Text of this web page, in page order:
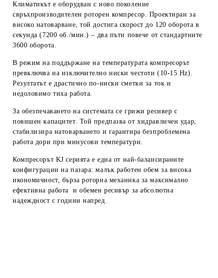
Климатикът е оборудван с ново поколение
свръхпроизводителен роторен компресор. Проектиран за
високо натоварване, той достига скорост до 120 оборота в
секунда (7200 об./мин.) – два пъти повече от стандартните
3600 оборота.
В режим на поддържане на температурата компресорът
превключва на изключително ниски честоти (10-15 Hz).
Резултатът е драстично по-ниски сметки за ток и
недоловимо тиха работа.
За обезпечаването на системата се грижи ресивер с
повишен капацитет. Той предпазва от хидравличен удар,
стабилизира натоварването и гарантира безпроблемена
работа дори при минусови температури.
Компресорът KJ серията е една от най-балансираните
конфигурации на пазара: малък работен обем за висока
икономичност, бърза роторна механика за максимално
ефективна работа и обемен ресивър за абсолютна
надеждност с години напред.